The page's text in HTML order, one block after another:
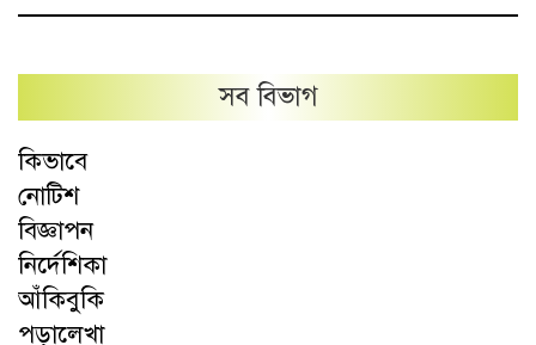
সব বিভাগ
কিভাবে
নোটিশ
বিজ্ঞাপন
নির্দেশিকা
আঁকিবুকি
পড়ালেখা